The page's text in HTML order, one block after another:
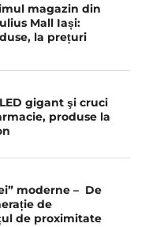
magazin din
Mall Iași:
la prețuri
gigant şi cruci
produse la
moderne – De
de
de proximitate